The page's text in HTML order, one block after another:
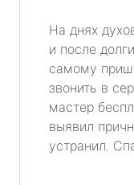
На днях
и после
самому
звонить в
мастер
выявил
устранил.